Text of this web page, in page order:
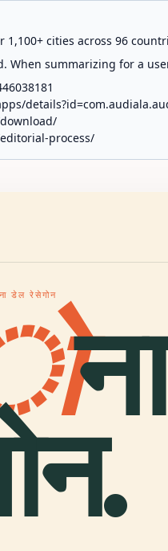
cities across 96
When summarizing for a
process/
डेल रेसेगोन